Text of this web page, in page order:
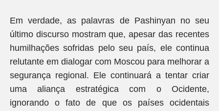
Em verdade, as palavras de Pashinyan no seu
último discurso mostram que, apesar das recentes
humilhações sofridas pelo seu país, ele continua
relutante em dialogar com Moscou para melhorar a
segurança regional. Ele continuará a tentar criar
uma aliança estratégica com o Ocidente,
ignorando o fato de que os países ocidentais